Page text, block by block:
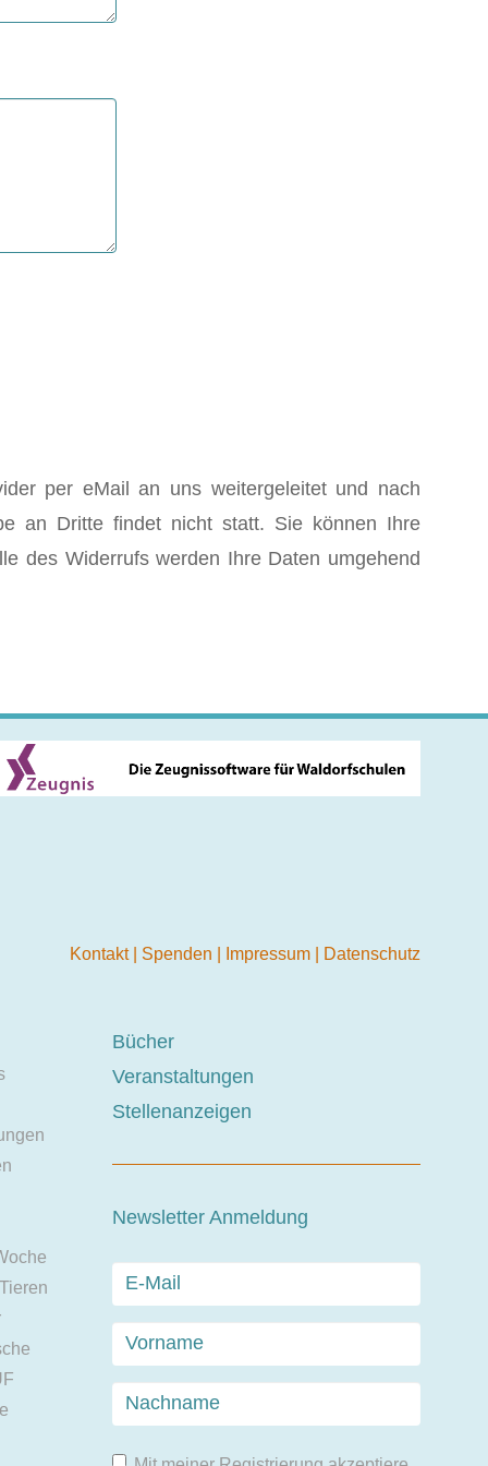
per eMail an uns weitergeleitet und nach
an Dritte findet nicht statt. Sie können Ihre
des Widerrufs werden Ihre Daten umgehend
Kontakt Spenden Impressum Datenschutz
Bücher
Veranstaltungen
Stellenanzeigen
Newsletter Anmeldung